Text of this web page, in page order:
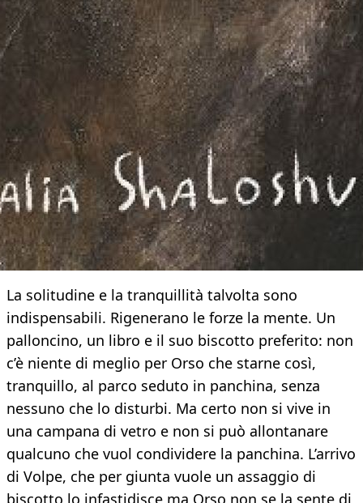
La solitudine e la tranquillità talvolta sono
indispensabili. Rigenerano le forze la mente. Un
palloncino, un libro e il suo biscotto preferito: non
c’è niente di meglio per Orso che starne così,
tranquillo, al parco seduto in panchina, senza
nessuno che lo disturbi. Ma certo non si vive in
una campana di vetro e non si può allontanare
qualcuno che vuol condividere la panchina. L’arrivo
di Volpe, che per giunta vuole un assaggio di
biscotto lo infastidisce ma Orso non se la sente di